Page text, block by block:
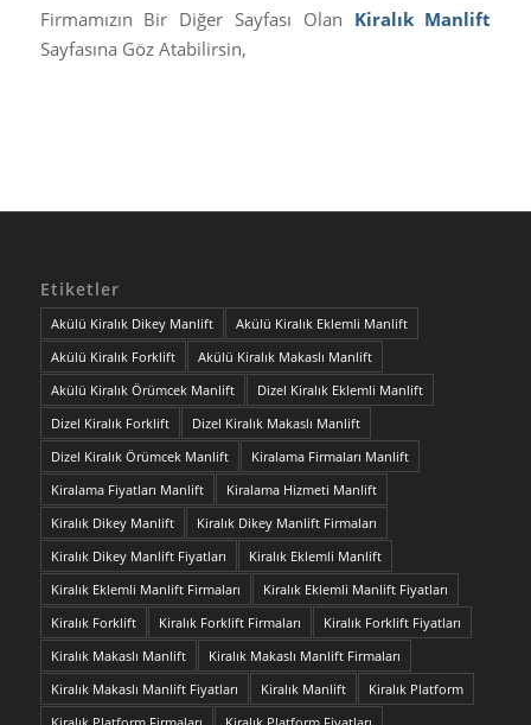
Firmamızın Bir Diğer Sayfası Olan Kiralık Manlift
Sayfasına Göz Atabilirsin,
Etiketler
Akülü Kiralık Dikey Manlift
Akülü Kiralık Eklemli Manlift
Akülü Kiralık Forklift
Akülü Kiralık Makaslı Manlift
Akülü Kiralık Örümcek Manlift
Dizel Kiralık Eklemli Manlift
Dizel Kiralık Forklift
Dizel Kiralık Makaslı Manlift
Dizel Kiralık Örümcek Manlift
Kiralama Firmaları Manlift
Kiralama Fiyatları Manlift
Kiralama Hizmeti Manlift
Kiralık Dikey Manlift
Kiralık Dikey Manlift Firmaları
Kiralık Dikey Manlift Fiyatları
Kiralık Eklemli Manlift
Kiralık Eklemli Manlift Firmaları
Kiralık Eklemli Manlift Fiyatları
Kiralık Forklift
Kiralık Forklift Firmaları
Kiralık Forklift Fiyatları
Kiralık Makaslı Manlift
Kiralık Makaslı Manlift Firmaları
Kiralık Makaslı Manlift Fiyatları
Kiralık Manlift
Kiralık Platform